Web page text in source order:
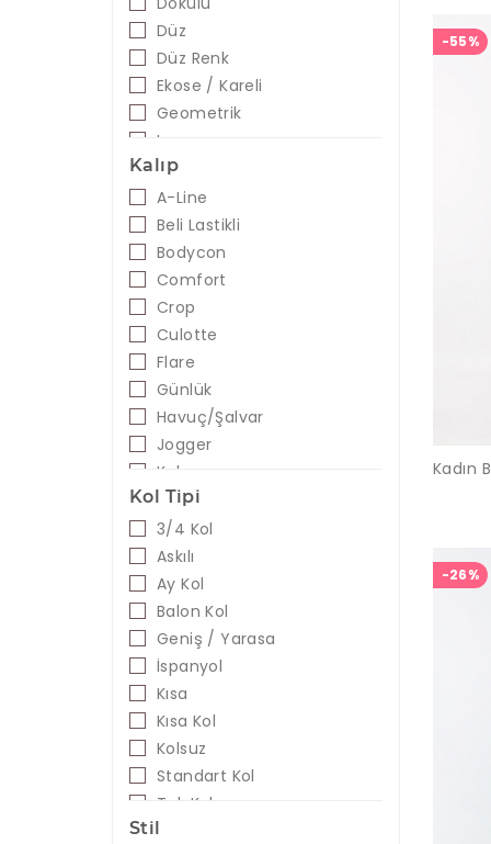
Mercan
Mint
Mor
Oranj
Pembe
Petrol
Pudra
Safran
Saks
Sarı
Sıklamen
Siyah - Antrasit
Siyah - Bej
Siyah - Beyaz
Somon
Taba
Tarçın
Taş
Turuncu
Vizon
Yeşil
Zümrüt
Siyah
Düz
Düz Renk
Ekose / Kareli
Geometrik
Leopar
Puantiyeli
Saç Örgü
Kalıp
A-Line
Beli Lastikli
Bodycon
Comfort
Crop
Culotte
Flare
Günlük
Havuç/Şalvar
Jogger
Kalem
Klasik
Normal
Oversize
Palazzo
Pileli Etek
Regular
Regular Fit
Relaxed
Skinny
Slim Fit
Standart
Straight
Tapered
Kol Tipi
3/4 Kol
Askılı
Ay Kol
Balon Kol
Geniş / Yarasa
İspanyol
Kısa
Kısa Kol
Kolsuz
Standart Kol
Tek Kol
Truvakar Kol
Stil
-55%
-26%